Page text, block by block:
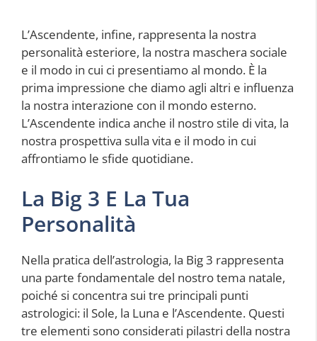
L’Ascendente, infine, rappresenta la nostra
personalità esteriore, la nostra maschera sociale
e il modo in cui ci presentiamo al mondo. È la
prima impressione che diamo agli altri e influenza
la nostra interazione con il mondo esterno.
L’Ascendente indica anche il nostro stile di vita, la
nostra prospettiva sulla vita e il modo in cui
affrontiamo le sfide quotidiane.
La Big 3 E La Tua
Personalità
Nella pratica dell’astrologia, la Big 3 rappresenta
una parte fondamentale del nostro tema natale,
poiché si concentra sui tre principali punti
astrologici: il Sole, la Luna e l’Ascendente. Questi
tre elementi sono considerati pilastri della nostra